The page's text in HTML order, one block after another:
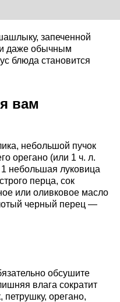
запеченной
даже обычным
блюда становится
вам
небольшой пучок
орегано (или 1 ч. л.
1 небольшая луковица
перца, сок
или оливковое масло
черный перец —
обсушите
влага сократит
петрушку, орегано,